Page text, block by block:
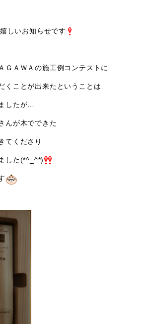
しいお知らせです
ＧＡＷＡの施工例コンテストに
くことが出来たということは
したが…
んが木でできた
てくださり
した(*^_^*)